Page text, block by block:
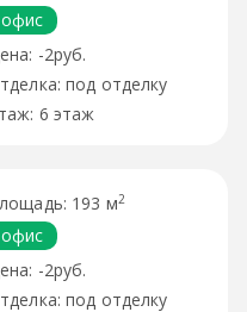
офис
-2руб.
под отделку
6 этаж
193 м2
офис
-2руб.
под отделку